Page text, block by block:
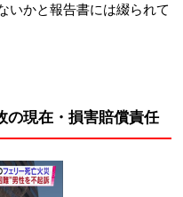
いかと報告書には綴られて
の現在・損害賠償責任